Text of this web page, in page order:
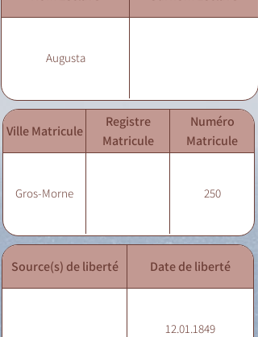
Augusta
Ville Matricule
Registre
Matricule
Numéro
Matricule
Gros-Morne 250
Source(s) de liberté Date de liberté
12.01.1849